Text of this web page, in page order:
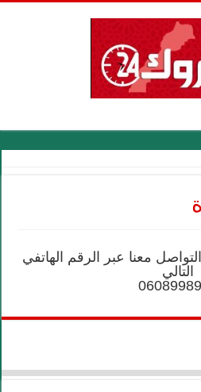
معنا عبر الرقم الهاتفي
التالي